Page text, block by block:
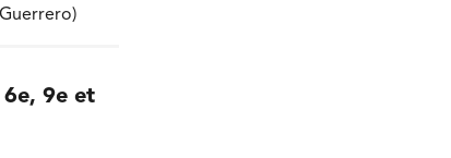
6e, 9e et